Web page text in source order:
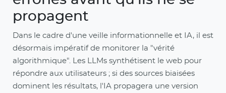
propagent
Dans le cadre d'une veille informationnelle et IA, il est
désormais impératif de monitorer la "vérité
algorithmique". Les LLMs synthétisent le web pour
répondre aux utilisateurs ; si des sources biaisées
dominent les résultats, l'IA propagera une version